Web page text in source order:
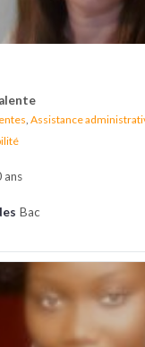
Assistance
ans
Bac